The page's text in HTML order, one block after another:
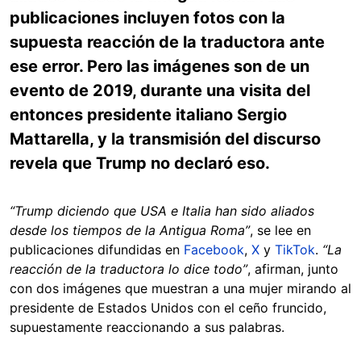
publicaciones incluyen fotos con la
supuesta reacción de la traductora ante
ese error. Pero las imágenes son de un
evento de 2019, durante una visita del
entonces presidente italiano Sergio
Mattarella, y la transmisión del discurso
revela que Trump no declaró eso.
“Trump diciendo que USA e Italia han sido aliados
desde los tiempos de la Antigua Roma”, se lee en
publicaciones difundidas en Facebook, X y TikTok. “La
reacción de la traductora lo dice todo”, afirman, junto
con dos imágenes que muestran a una mujer mirando al
presidente de Estados Unidos con el ceño fruncido,
supuestamente reaccionando a sus palabras.